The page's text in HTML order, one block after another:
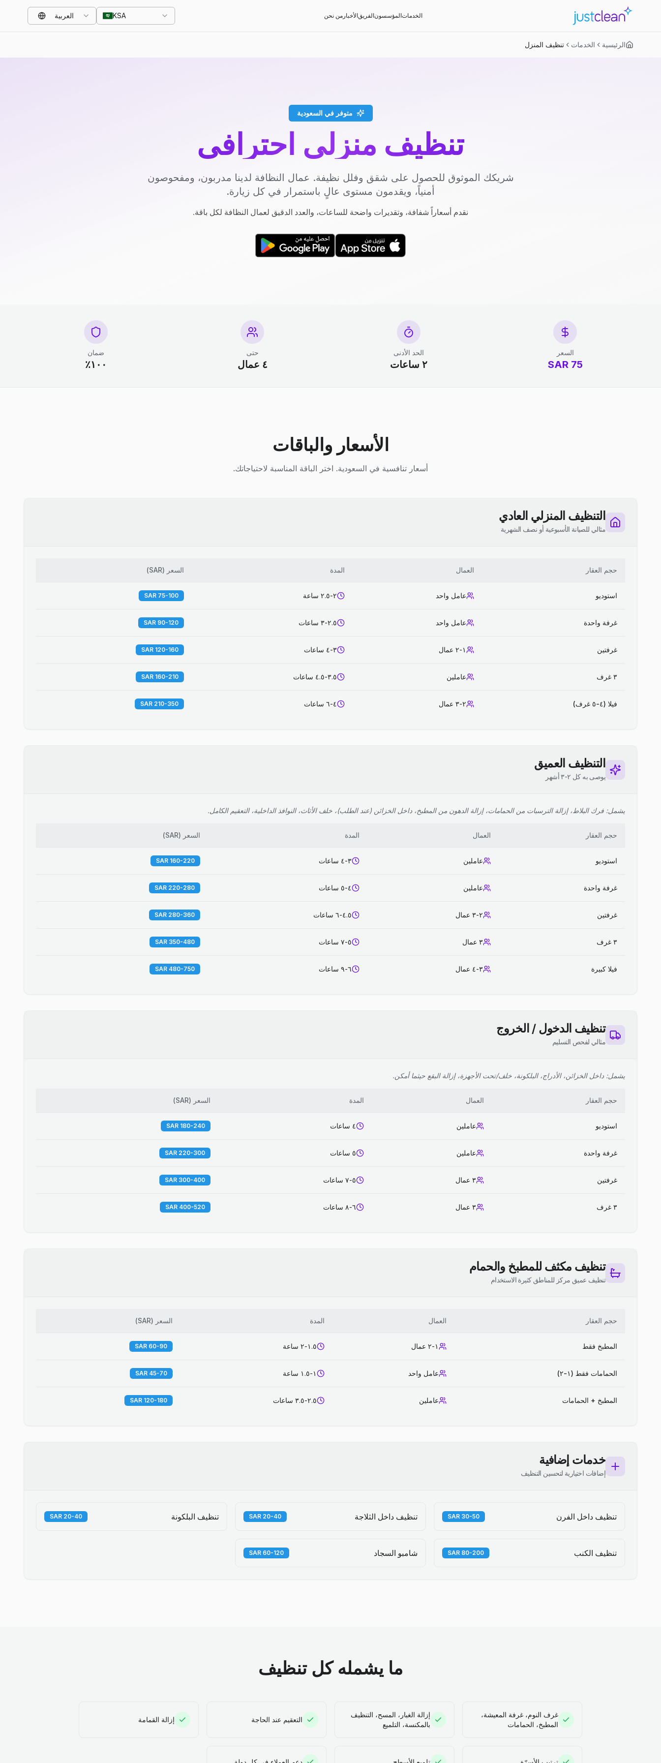
الخدماتالمؤسسونالفريقالأخبار من نحن KSA العربية
الرئيسية الخدمات تنظيف المنزل
متوفر في السعودية
تنظيف منزلي احترافي
شريكك الموثوق للحصول على شقق وفلل نظيفة. عمال النظافة لدينا مدربون، ومفحوصون
أمنياً، ويقدمون مستوى عالٍ باستمرار في كل زيارة.
نقدم أسعاراً شفافة، وتقديرات واضحة للساعات، والعدد الدقيق لعمال النظافة لكل باقة.
السعر
75 SAR
الحد الأدنى
٢ ساعات
حتى
٤ عمال
ضمان
١٠٠٪
الأسعار والباقات
أسعار تنافسية في السعودية. اختر الباقة المناسبة لاحتياجاتك.
التنظيف المنزلي العادي
مثالي للصيانة الأسبوعية أو نصف الشهرية
حجم العقار العمال المدة السعر (
SAR
)
استوديو عامل واحد ٢-٢.٥ ساعة 75-100 SAR
غرفة واحدة عامل واحد ٢.٥-٣ ساعات 90-120 SAR
غرفتين ١-٢ عمال ٣-٤ ساعات 120-160 SAR
٣ غرف عاملين ٣.٥-٤.٥ ساعات 160-210 SAR
فيلا (٤-٥ غرف) ٢-٣ عمال ٤-٦ ساعات 210-350 SAR
التنظيف العميق
يوصى به كل ٢-٣ أشهر
يشمل: فرك البلاط، إزالة الترسبات من الحمامات، إزالة الدهون من المطبخ، داخل الخزائن (عند الطلب)، خلف الأثاث، النوافذ الداخلية، التعقيم الكامل.
حجم العقار العمال المدة السعر (
SAR
)
استوديو عاملين ٣-٤ ساعات 160-220 SAR
غرفة واحدة عاملين ٤-٥ ساعات 220-280 SAR
غرفتين ٢-٣ عمال ٤.٥-٦ ساعات 280-360 SAR
٣ غرف ٣ عمال ٥-٧ ساعات 350-480 SAR
فيلا كبيرة ٣-٤ عمال ٦-٩ ساعات 480-750 SAR
تنظيف الدخول / الخروج
مثالي لفحص التسليم
يشمل: داخل الخزائن، الأدراج، البلكونة، خلف/تحت الأجهزة، إزالة البقع حيثما أمكن.
حجم العقار العمال المدة السعر (
SAR
)
استوديو عاملين ٤ ساعات 180-240 SAR
غرفة واحدة عاملين ٥ ساعات 220-300 SAR
غرفتين ٣ عمال ٥-٧ ساعات 300-400 SAR
٣ غرف ٣ عمال ٦-٨ ساعات 400-520 SAR
تنظيف مكثف للمطبخ والحمام
تنظيف عميق مركز للمناطق كثيرة الاستخدام
حجم العقار العمال المدة السعر (
SAR
)
المطبخ فقط ١-٢ عمال ١.٥-٢ ساعة 60-90 SAR
الحمامات فقط (١-٢) عامل واحد ١-١.٥ ساعة 45-70 SAR
المطبخ + الحمامات عاملين ٢.٥-٣.٥ ساعات 120-180 SAR
خدمات إضافية
إضافات اختيارية لتحسين التنظيف
تنظيف داخل الفرن 30-50 SAR تنظيف داخل الثلاجة 20-40 SAR تنظيف البلكونة 20-40 SAR
تنظيف الكنب 80-200 SAR شامبو السجاد 60-120 SAR
ما يشمله كل تنظيف
غرف النوم، غرفة المعيشة،
المطبخ، الحمامات
إزالة الغبار، المسح، التنظيف
بالمكنسة، التلميع
التعقيم عند الحاجة إزالة القمامة